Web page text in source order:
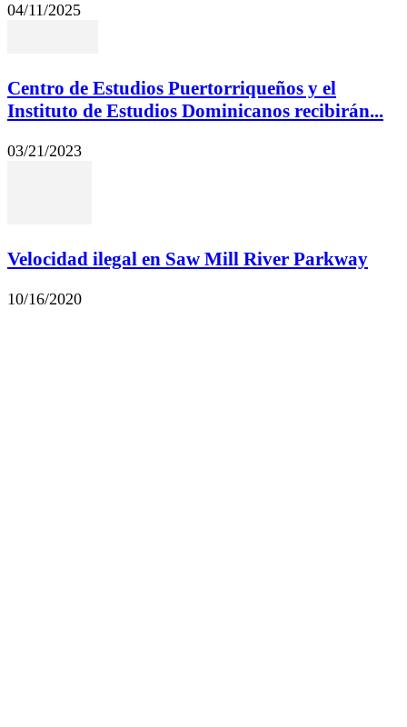
04/11/2025
Centro de Estudios Puertorriqueños y el
Instituto de Estudios Dominicanos recibirán...
03/21/2023
Velocidad ilegal en Saw Mill River Parkway
10/16/2020